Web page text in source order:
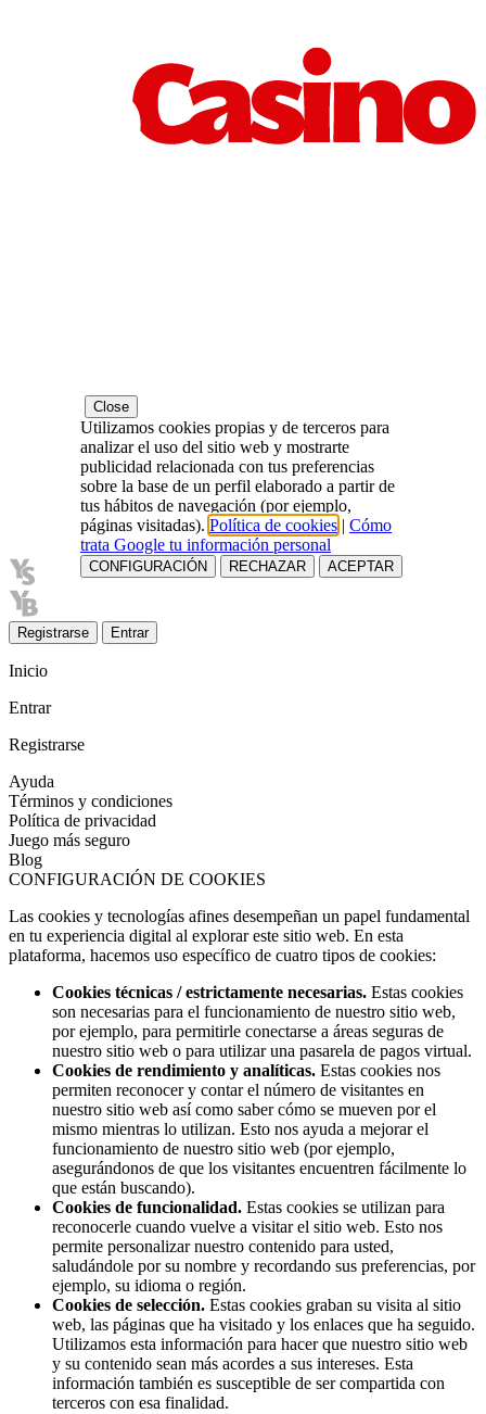
Registrarse Entrar
Inicio
Entrar
Registrarse
Ayuda
Términos y condiciones
Política de privacidad
Juego más seguro
Blog
CONFIGURACIÓN DE COOKIES
Las cookies y tecnologías afines desempeñan un papel fundamental
en tu experiencia digital al explorar este sitio web. En esta
plataforma, hacemos uso específico de cuatro tipos de cookies:
Cookies técnicas / estrictamente necesarias. Estas cookies
son necesarias para el funcionamiento de nuestro sitio web,
por ejemplo, para permitirle conectarse a áreas seguras de
nuestro sitio web o para utilizar una pasarela de pagos virtual.
Cookies de rendimiento y analíticas. Estas cookies nos
permiten reconocer y contar el número de visitantes en
nuestro sitio web así como saber cómo se mueven por el
mismo mientras lo utilizan. Esto nos ayuda a mejorar el
funcionamiento de nuestro sitio web (por ejemplo,
asegurándonos de que los visitantes encuentren fácilmente lo
que están buscando).
Cookies de funcionalidad. Estas cookies se utilizan para
reconocerle cuando vuelve a visitar el sitio web. Esto nos
permite personalizar nuestro contenido para usted,
saludándole por su nombre y recordando sus preferencias, por
ejemplo, su idioma o región.
Cookies de selección. Estas cookies graban su visita al sitio
web, las páginas que ha visitado y los enlaces que ha seguido.
Utilizamos esta información para hacer que nuestro sitio web
y su contenido sean más acordes a sus intereses. Esta
información también es susceptible de ser compartida con
terceros con esa finalidad.
Close
Utilizamos cookies propias y de terceros para
analizar el uso del sitio web y mostrarte
publicidad relacionada con tus preferencias
sobre la base de un perfil elaborado a partir de
tus hábitos de navegación (por ejemplo,
páginas visitadas). Política de cookies | Cómo
trata Google tu información personal
CONFIGURACIÓN RECHAZAR ACEPTAR